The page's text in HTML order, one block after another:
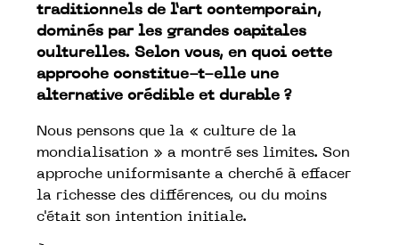
traditionnels de l’art contemporain,
dominés par les grandes capitales
culturelles. Selon vous, en quoi cette
approche constitue-t-elle une
alternative crédible et durable ?
Nous pensons que la « culture de la
mondialisation » a montré ses limites. Son
approche uniformisante a cherché à effacer
la richesse des différences, ou du moins
c'était son intention initiale.